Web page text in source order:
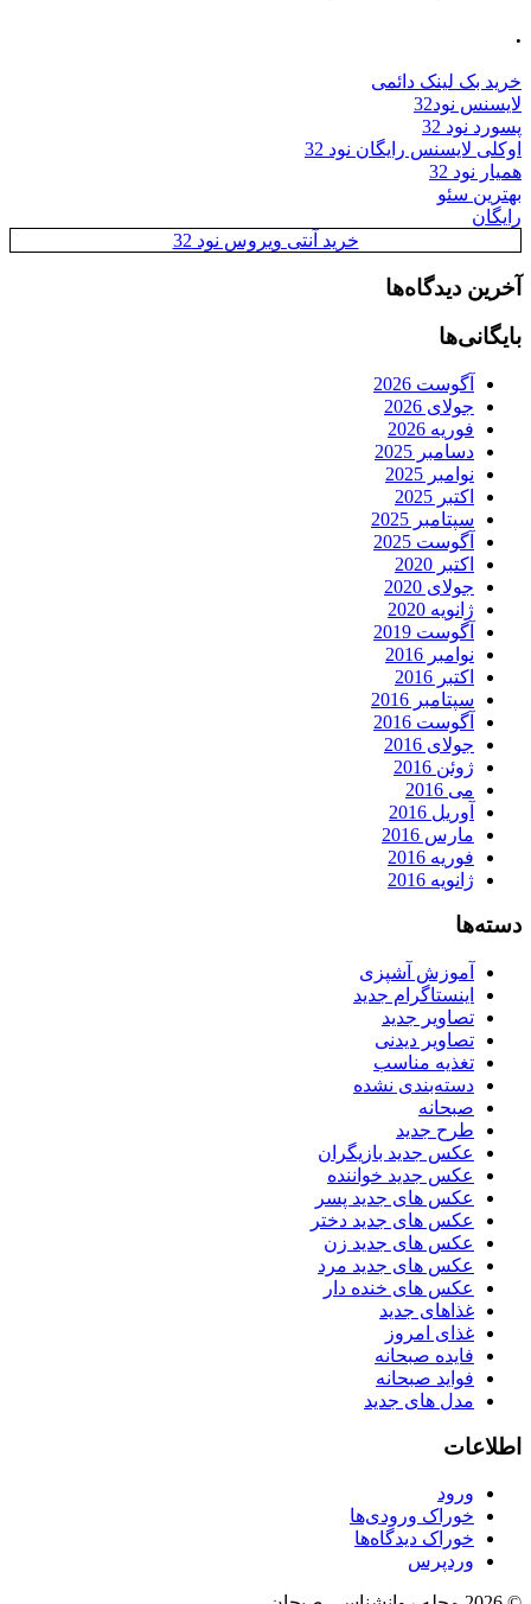
.
خرید بک لینک دائمی
لایسنس نود32
پسورد نود 32
اوکلی لایسنس رایگان نود 32
همیار نود 32
بهترین سئو
رایگان
خرید آنتی ویروس نود 32
آخرین دیدگاه‌ها
بایگانی‌ها
آگوست 2026
جولای 2026
فوریه 2026
دسامبر 2025
نوامبر 2025
اکتبر 2025
سپتامبر 2025
آگوست 2025
اکتبر 2020
جولای 2020
ژانویه 2020
آگوست 2019
نوامبر 2016
اکتبر 2016
سپتامبر 2016
آگوست 2016
جولای 2016
ژوئن 2016
می 2016
آوریل 2016
مارس 2016
فوریه 2016
ژانویه 2016
دسته‌ها
آموزش آشپزی
اینستاگرام جدید
تصاویر جدید
تصاویر دیدنی
تغذیه مناسب
دسته‌بندی نشده
صبحانه
طرح جدید
عکس جدید بازیگران
عکس جدید خواننده
عکس های جدید پسر
عکس های جدید دختر
عکس های جدید زن
عکس های جدید مرد
عکس های خنده دار
غذاهای جدید
غذای امروز
فایده صبحانه
فواید صبحانه
مدل های جدید
اطلاعات
ورود
خوراک ورودی‌ها
خوراک دیدگاه‌ها
وردپرس